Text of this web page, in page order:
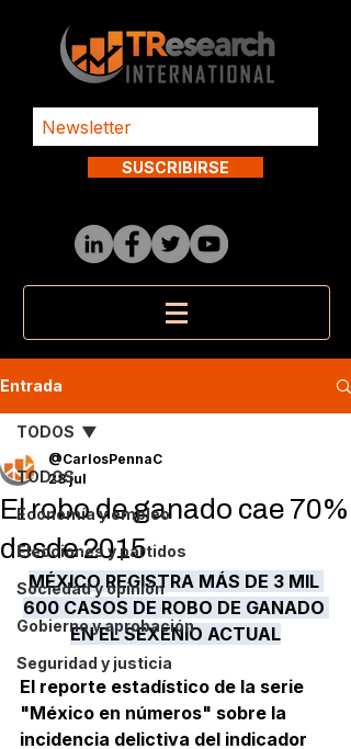
SUSCRIBIRSE
Entrada
TODOS
Economía y empleo
Elecciones y partidos
Sociedad y opinión
Gobierno y aprobación
Seguridad y justicia
TODOS
El robo de ganado cae 70%
desde 2015
@CarlosPennaC
28 jul
MÉXICO REGISTRA MÁS DE 3 MIL
600 CASOS DE ROBO DE GANADO
EN EL SEXENIO ACTUAL
El reporte estadístico de la serie
"México en números" sobre la
incidencia delictiva del indicador